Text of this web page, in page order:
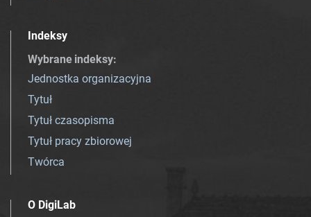
Indeksy
Wybrane indeksy:
Jednostka organizacyjna
Tytuł
Tytuł czasopisma
Tytuł pracy zbiorowej
Twórca
O DigiLab